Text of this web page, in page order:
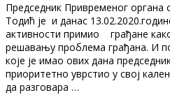
Председник Привременог
Тодић је и данас
активности примио грађане
решавању проблема грађана. И
које је имао ових дана
приоритетно уврстио у свој
да разговара …